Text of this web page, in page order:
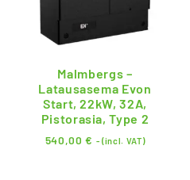
Malmbergs –
Latausasema Evon
Start, 22kW, 32A,
Pistorasia, Type 2
540,00€ - (incl. VAT)